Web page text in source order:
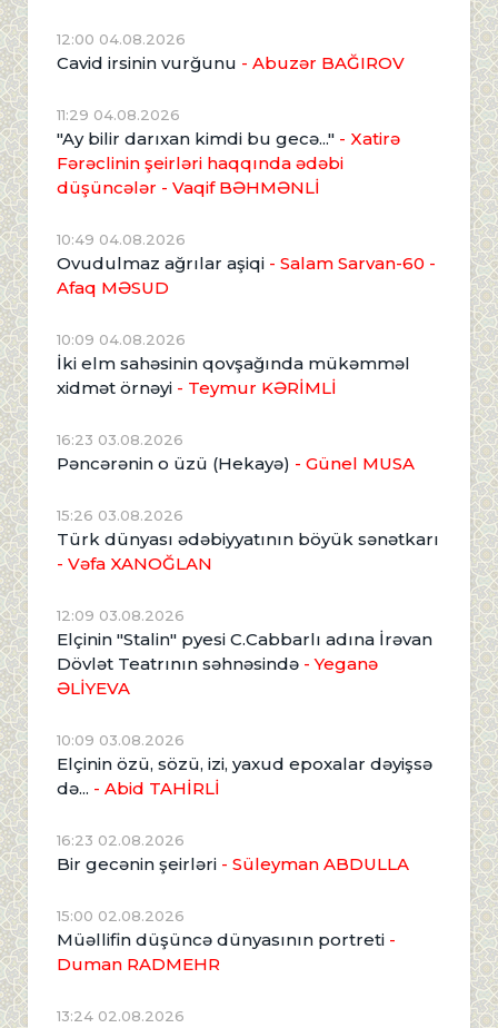
12:00 04.08.2026
Cavid irsinin vurğunu - Abuzər BAĞIROV
11:29 04.08.2026
"Ay bilir darıxan kimdi bu gecə..." - Xatirə
Fərəclinin şeirləri haqqında ədəbi
düşüncələr - Vaqif BƏHMƏNLİ
10:49 04.08.2026
Ovudulmaz ağrılar aşiqi - Salam Sarvan-60 -
Afaq MƏSUD
10:09 04.08.2026
İki elm sahəsinin qovşağında mükəmməl
xidmət örnəyi - Teymur KƏRİMLİ
16:23 03.08.2026
Pəncərənin o üzü (Hekayə) - Günel MUSA
15:26 03.08.2026
Türk dünyası ədəbiyyatının böyük sənətkarı
- Vəfa XANOĞLAN
12:09 03.08.2026
Elçinin "Stalin" pyesi C.Cabbarlı adına İrəvan
Dövlət Teatrının səhnəsində - Yeganə
ƏLİYEVA
10:09 03.08.2026
Elçinin özü, sözü, izi, yaxud epoxalar dəyişsə
də... - Abid TAHİRLİ
16:23 02.08.2026
Bir gecənin şeirləri - Süleyman ABDULLA
15:00 02.08.2026
Müəllifin düşüncə dünyasının portreti -
Duman RADMEHR
13:24 02.08.2026